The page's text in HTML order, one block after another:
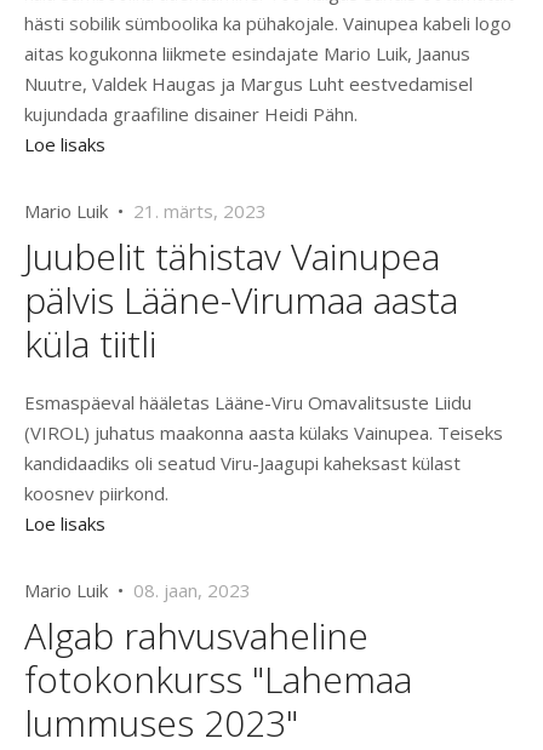
hästi sobilik sümboolika ka pühakojale. Vainupea kabeli logo
aitas kogukonna liikmete esindajate Mario Luik, Jaanus
Nuutre, Valdek Haugas ja Margus Luht eestvedamisel
kujundada graafiline disainer Heidi Pähn.
Loe lisaks
Mario Luik • 21. märts, 2023
Juubelit tähistav Vainupea
pälvis Lääne-Virumaa aasta
küla tiitli
Esmaspäeval hääletas Lääne-Viru Omavalitsuste Liidu
(VIROL) juhatus maakonna aasta külaks Vainupea. Teiseks
kandidaadiks oli seatud Viru-Jaagupi kaheksast külast
koosnev piirkond.
Loe lisaks
Mario Luik • 08. jaan, 2023
Algab rahvusvaheline
fotokonkurss "Lahemaa
lummuses 2023"